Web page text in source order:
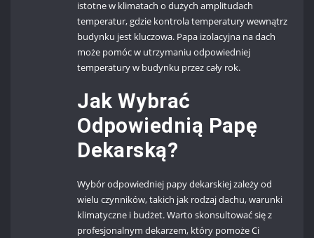
istotne w klimatach o dużych amplitudach
temperatur, gdzie kontrola temperatury wewnątrz
budynku jest kluczowa. Papa izolacyjna na dach
może pomóc w utrzymaniu odpowiedniej
temperatury w budynku przez cały rok.
Jak Wybrać
Odpowiednią Papę
Dekarską?
Wybór odpowiedniej papy dekarskiej zależy od
wielu czynników, takich jak rodzaj dachu, warunki
klimatyczne i budżet. Warto skonsultować się z
profesjonalnym dekarzem, który pomoże Ci